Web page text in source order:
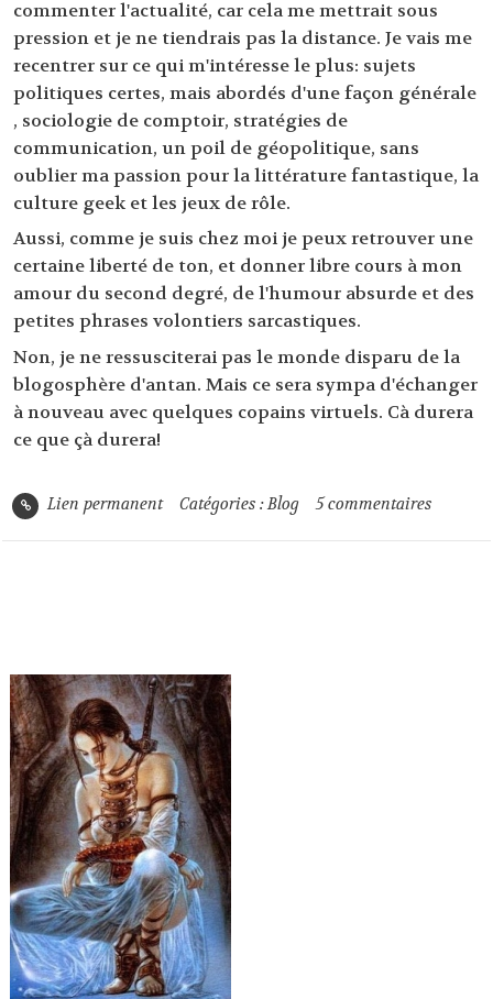
commenter l'actualité, car cela me mettrait sous
pression et je ne tiendrais pas la distance. Je vais me
recentrer sur ce qui m'intéresse le plus: sujets
politiques certes, mais abordés d'une façon générale
, sociologie de comptoir, stratégies de
communication, un poil de géopolitique, sans
oublier ma passion pour la littérature fantastique, la
culture geek et les jeux de rôle.
Aussi, comme je suis chez moi je peux retrouver une
certaine liberté de ton, et donner libre cours à mon
amour du second degré, de l'humour absurde et des
petites phrases volontiers sarcastiques.
Non, je ne ressusciterai pas le monde disparu de la
blogosphère d'antan. Mais ce sera sympa d'échanger
à nouveau avec quelques copains virtuels. Cà durera
ce que çà durera!
Lien permanent Catégories :Blog 5 commentaires